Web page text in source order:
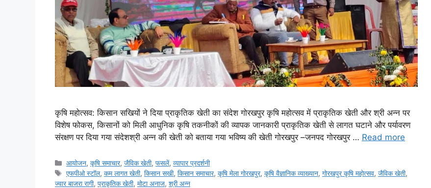
कृषि महोत्सव: किसान सखियों ने दिया प्राकृतिक खेती का संदेश गोरखपुर कृषि महोत्सव में प्राकृतिक खेती और श्री अन्न पर
विशेष फोकस, किसानों को मिली आधुनिक कृषि तकनीकों की व्यापक जानकारी प्राकृतिक खेती से लागत घटाने और पर्यावरण
संरक्षण पर दिया गया संदेशश्री अन्न की खेती को बताया गया भविष्य की खेती गोरखपुर –जनपद गोरखपुर … Read more
आयोजन,कृषि समाचार,जैविक खेती,फसलें,व्यापार प्रदर्शनी
एफपीओ स्टॉल,कम लागत खेती,किसान सखी,किसान समाचार,कृषि मेला गोरखपुर,कृषि वैज्ञानिक व्याख्यान,गोरखपुर कृषि महोत्सव,जैविक खेती,
ज्वार बाजरा रागी, प्राकृतिक खेती, मोटा अनाज, श्री अन्न